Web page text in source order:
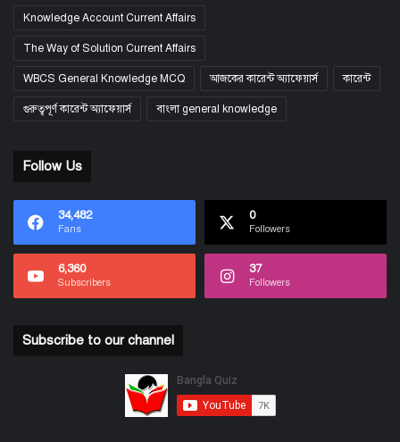
Knowledge Account Current Affairs
The Way of Solution Current Affairs
WBCS General Knowledge MCQ আজকের কারেন্ট অ্যাফেয়ার্স কারেন্ট
গুরুত্বপূর্ণ কারেন্ট অ্যাফেয়ার্স বাংলা general knowledge
Follow Us
34,482
Fans
0
Followers
6,360
Subscribers
37
Followers
Subscribe to our channel